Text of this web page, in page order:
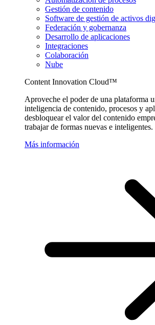
Gestión de contenido
Software de gestión de activos
Federación y gobernanza
Desarrollo de aplicaciones
Integraciones
Colaboración
Nube
Content Innovation Cloud™
Aproveche el poder de una plataforma
inteligencia de contenido, procesos y
desbloquear el valor del contenido
trabajar de formas nuevas e inteligentes.
Más información